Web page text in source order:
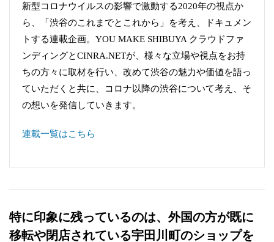
新型コロナウイルスの影響で激動する2020年の視点か
ら、「渋谷のこれまでとこれから」を考え、ドキュメン
トする連載企画。YOU MAKE SHIBUYA クラウドファ
ンディングとCINRA.NETが、様々な立場や視点をお持
ちの方々に取材を行い、改めて渋谷の魅力や価値を語っ
ていただくと共に、コロナ以降の渋谷について考え、そ
の想いを発信していきます。
連載一覧はこちら
特に印象に残っているのは、外国の方が既に
移転や閉店されている宇田川町のショップを